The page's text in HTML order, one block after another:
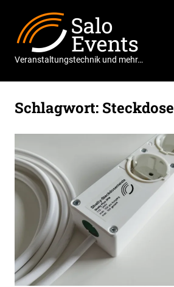
springen
Veranstaltungstechnik und mehr…
Schlagwort: Steckdose